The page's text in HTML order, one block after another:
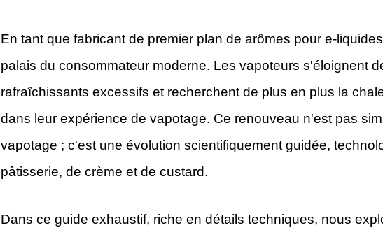
En tant que fabricant de premier plan de arômes pour e-
palais du consommateur moderne. Les vapoteurs s'éloignent
rafraîchissants excessifs et recherchent de plus en plus la
dans leur expérience de vapotage. Ce renouveau n'est pas
vapotage ; c'est une évolution scientifiquement guidée,
pâtisserie, de crème et de custard.
Dans ce guide exhaustif, riche en détails techniques, nous